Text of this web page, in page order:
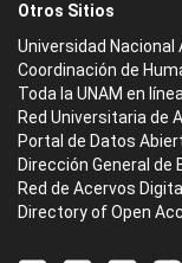
Otros Sitios
Universidad
Coordinación de
Toda la UNAM en línea
Red Universitaria de
Portal de Datos
Dirección General de
Red de Acervos
Directory of Open